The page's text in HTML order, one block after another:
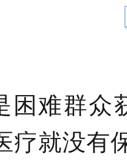
难群众
疗就没有